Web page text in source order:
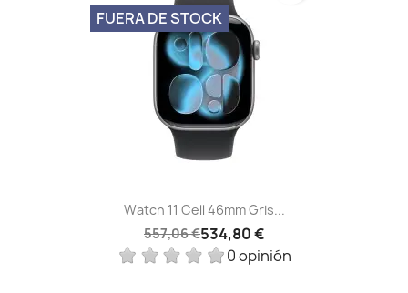
Watch 11 Cell 46mm Gris...
557,06 €534,80 €
0 opinión
FUERA DE STOCK